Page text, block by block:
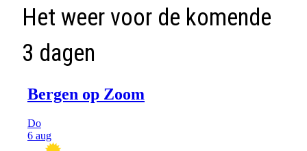
Het weer voor de komende
3 dagen